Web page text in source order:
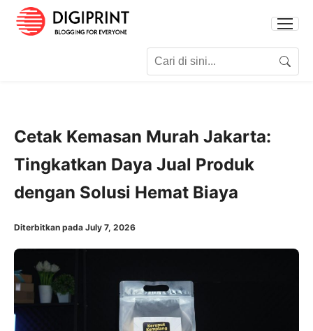
Search
Cetak Kemasan Murah Jakarta:
Tingkatkan Daya Jual Produk
dengan Solusi Hemat Biaya
Diterbitkan pada July 7, 2026